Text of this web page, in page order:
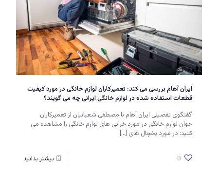
ایران آهام بررسی می کند: تعمیرکاران لوازم خانگی در مورد کیفیت
قطعات استفاده شده در لوازم خانگی ایرانی چه می گویند؟
گفتگوی تفصیلی ایران آهام با مصطفی شعبانیان از تعمیرکاران
جوان لوازم خانگی در مورد خرابی های لوازم خانگی را مشاهده می
کنید: در مورد یخچال های […]
0 بیشتر بدانید